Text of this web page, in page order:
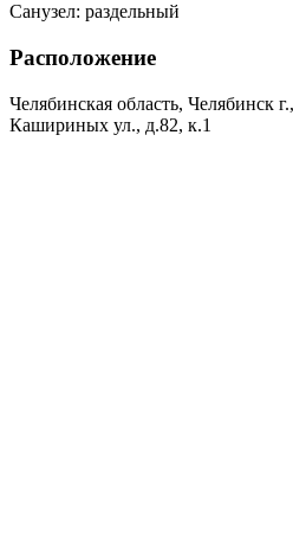
Санузел: раздельный
Расположение
Челябинская область, Челябинск
Кашириных ул., д.82, к.1